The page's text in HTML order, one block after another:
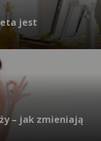
jest
– jak zmieniają